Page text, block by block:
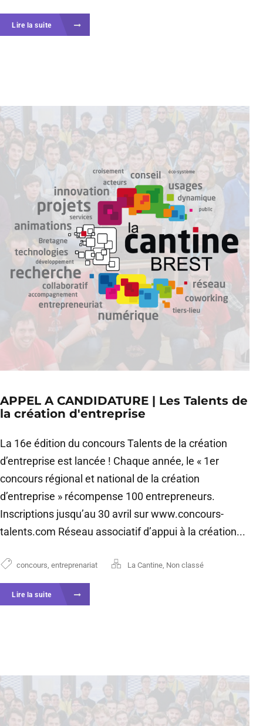
Lire la suite
APPEL A CANDIDATURE | Les Talents de
la création d'entreprise
La 16e édition du concours Talents de la création
d’entreprise est lancée ! Chaque année, le « 1er
concours régional et national de la création
d’entreprise » récompense 100 entrepreneurs.
Inscriptions jusqu’au 30 avril sur www.concours-
talents.com Réseau associatif d’appui à la création...
concours entreprenariat La Cantine Non classé
Lire la suite